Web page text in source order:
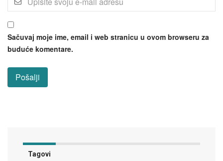
Sačuvaj moje ime, email i web stranicu u ovom browseru za
buduće komentare.
Tagovi